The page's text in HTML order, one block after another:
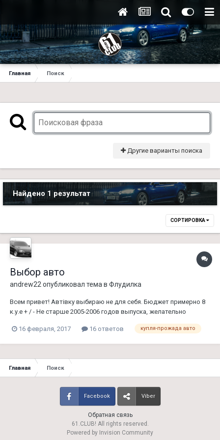
Главная Поиск
Другие варианты поиска
Найдено 1 результат
СОРТИРОВКА
Выбор авто
andrew22 опубликовал тема в Флудилка
Всем привет! Автівку выбираю не для себя. Бюджет примерно 8
к.у.е + / - Не старше 2005-2006 годов выпуска, желательно
рассматриваю: Opel Vectra C Honda Civic 4D 8 поколения Honda
16 февраля, 2017 16 ответов купля-прожада авто
Главная Поиск
Обратная связь
Facebook Viber
61.CLUB! All rights reserved.
Powered by Invision Community